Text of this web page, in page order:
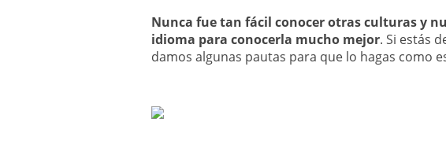
Nunca fue tan fácil conocer otras culturas y
idioma para conocerla mucho mejor. Si estás
damos algunas pautas para que lo hagas como